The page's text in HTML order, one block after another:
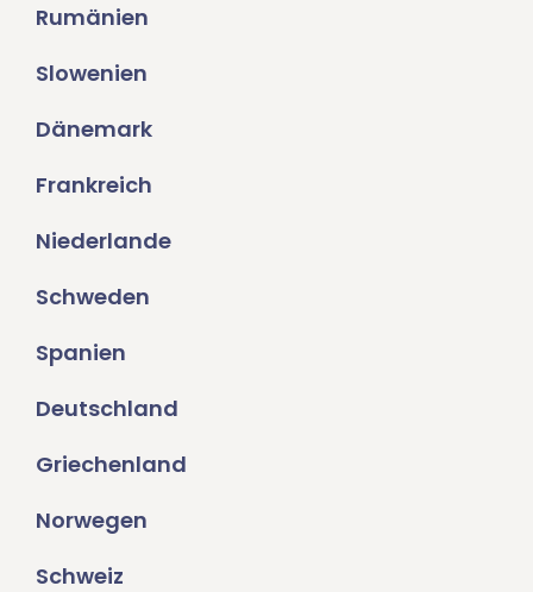
Rumänien
Slowenien
Dänemark
Frankreich
Niederlande
Schweden
Spanien
Deutschland
Griechenland
Norwegen
Schweiz